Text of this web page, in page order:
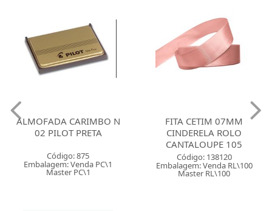
ALMOFADA CARIMBO N
02 PILOT PRETA
Código: 875
Embalagem: Venda PC\1
Master PC\1
FITA CETIM 07MM
CINDERELA ROLO
CANTALOUPE 105
Código: 138120
Embalagem: Venda RL\100
Master RL\100